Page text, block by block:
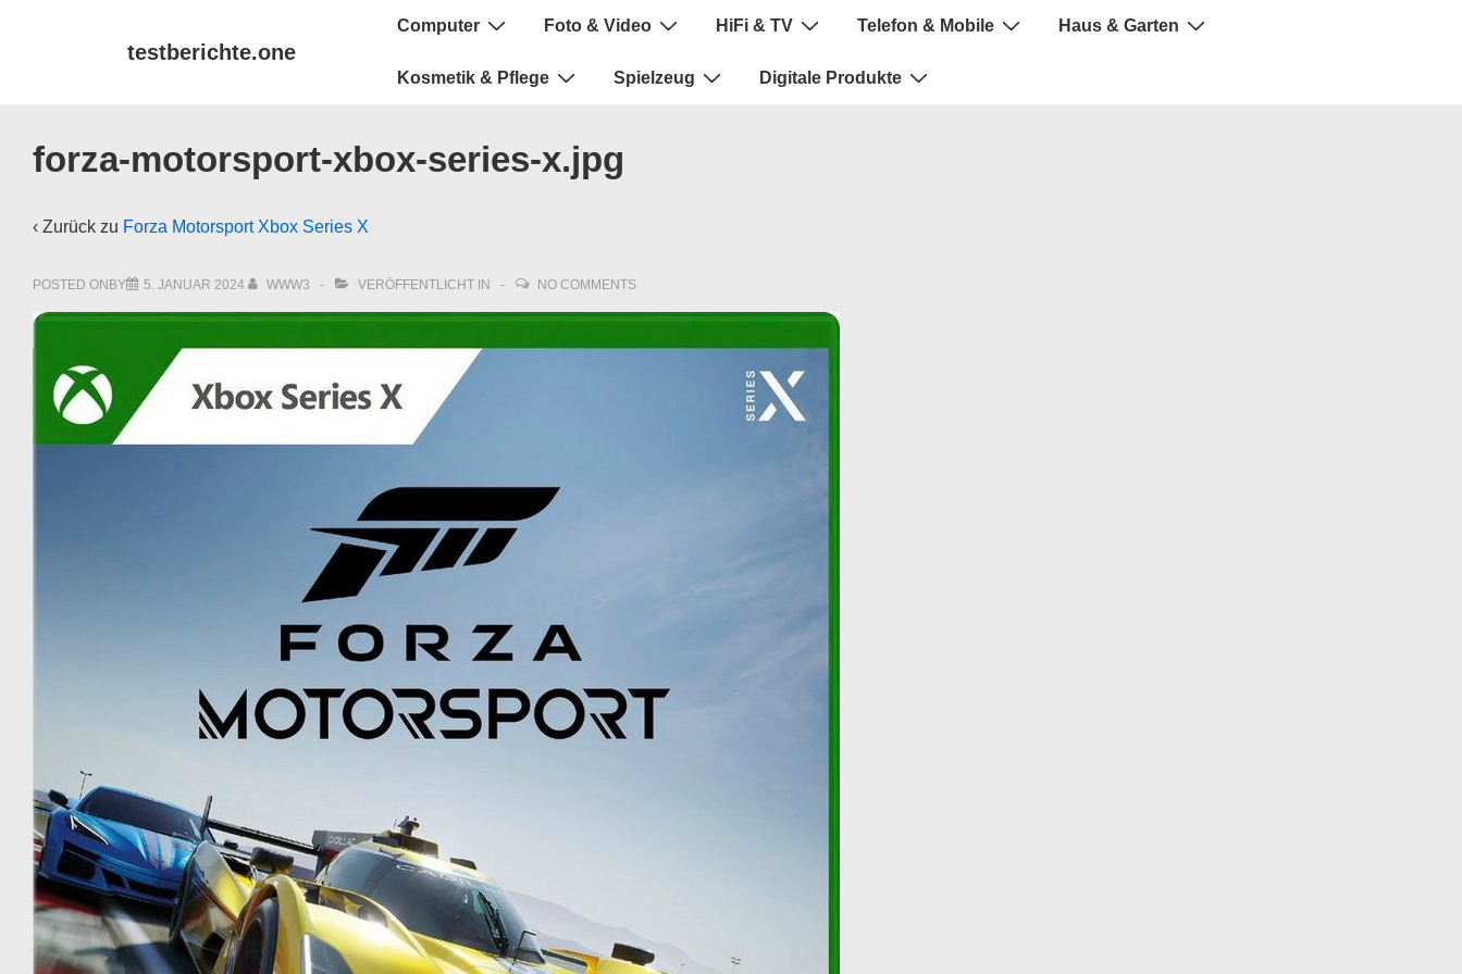
testberichte.one
Main
Computer Foto & Video HiFi & TV Telefon & Mobile Haus & Garten
Kosmetik & Pflege Spielzeug Digitale Produkte
forza-motorsport-xbox-series-x.jpg
‹ Zurück zu Forza Motorsport Xbox Series X
POSTED ONBY 5. JANUAR 2024 WWW3 VERÖFFENTLICHT IN NO COMMENTS